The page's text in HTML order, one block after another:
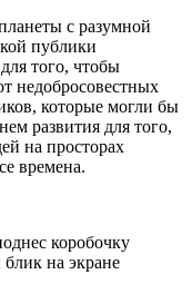
с разумной
публики
того, чтобы
недобросовестных
которые могли бы
развития для того,
на просторах
времена.
коробочку
на экране